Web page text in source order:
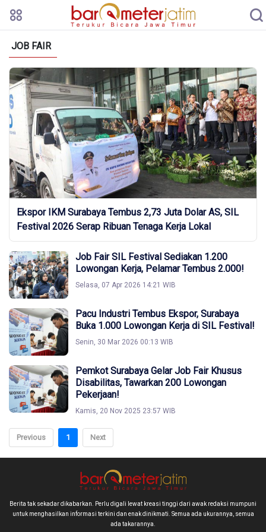
JOB FAIR
Ekspor IKM Surabaya Tembus 2,73 Juta Dolar AS, SIL
Festival 2026 Serap Ribuan Tenaga Kerja Lokal
Job Fair SIL Festival Sediakan 1.200
Lowongan Kerja, Pelamar Tembus 2.000!
Selasa, 07 Apr 2026 14:21 WIB
Pacu Industri Tembus Ekspor, Surabaya
Buka 1.000 Lowongan Kerja di SIL Festival!
Senin, 30 Mar 2026 00:13 WIB
Pemkot Surabaya Gelar Job Fair Khusus
Disabilitas, Tawarkan 200 Lowongan
Pekerjaan!
Kamis, 20 Nov 2025 23:57 WIB
Previous 1 Next
Berita tak sekadar dikabarkan. Perlu digali lewat kreasi tinggi dari awak redaksi mumpuni
untuk menghasilkan informasi terkini dan enak dinikmati. Semua ada ukurannya, semua
ada takarannya.